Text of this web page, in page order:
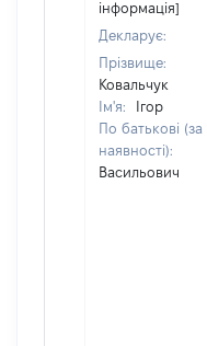
інформація]
Декларує:
Прізвище:
Ковальчук
Ім'я:
Ігор
По батькові (за
наявності):
Васильович